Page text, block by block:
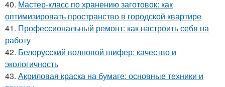
40. Мастер-класс по хранению заготовок: как
оптимизировать пространство в городской квартире
41. Профессиональный ремонт: как настроить себя на
работу
42. Белорусский волновой шифер: качество и
экологичность
43. Акриловая краска на бумаге: основные техники и